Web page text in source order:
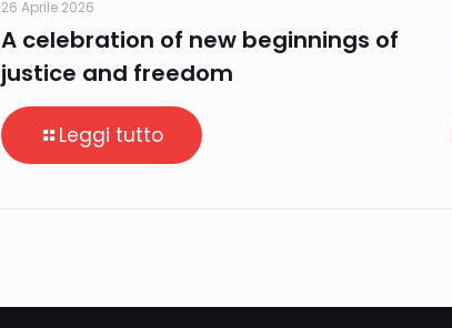
26 Aprile 2026
A celebration of new beginnings of
justice and freedom
Leggi tutto